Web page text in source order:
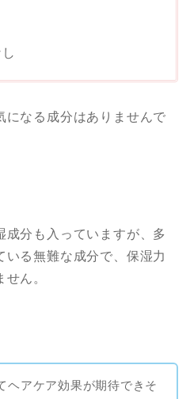
になる成分はありませんで
成分も入っていますが、多
いる無難な成分で、保湿力
ん。
ヘアケア効果が期待できそ